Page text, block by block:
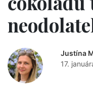
Justína
17.